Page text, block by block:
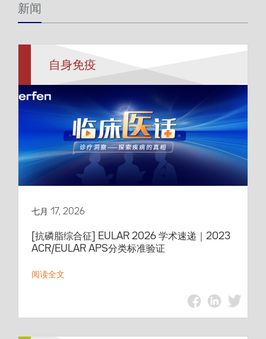
新闻
自身免疫
七月 17, 2026
[抗磷脂综合征] EULAR 2026 学术速递｜2023
ACR/EULAR APS分类标准验证
阅读全文